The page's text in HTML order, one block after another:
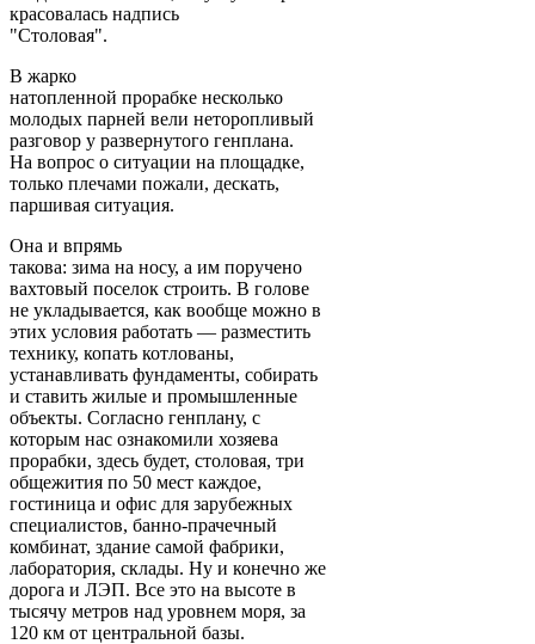
красовалась надпись
"Столовая".
В жарко
натопленной прорабке несколько
молодых парней вели неторопливый
разговор у развернутого генплана.
На вопрос о ситуации на площадке,
только плечами пожали, дескать,
паршивая ситуация.
Она и впрямь
такова: зима на носу, а им поручено
вахтовый поселок строить. В голове
не укладывается, как вообще можно в
этих условия работать — разместить
технику, копать котлованы,
устанавливать фундаменты, собирать
и ставить жилые и промышленные
объекты. Согласно генплану, с
которым нас ознакомили хозяева
прорабки, здесь будет, столовая, три
общежития по 50 мест каждое,
гостиница и офис для зарубежных
специалистов, банно-прачечный
комбинат, здание самой фабрики,
лаборатория, склады. Ну и конечно же
дорога и ЛЭП. Все это на высоте в
тысячу метров над уровнем моря, за
120 км от центральной базы.